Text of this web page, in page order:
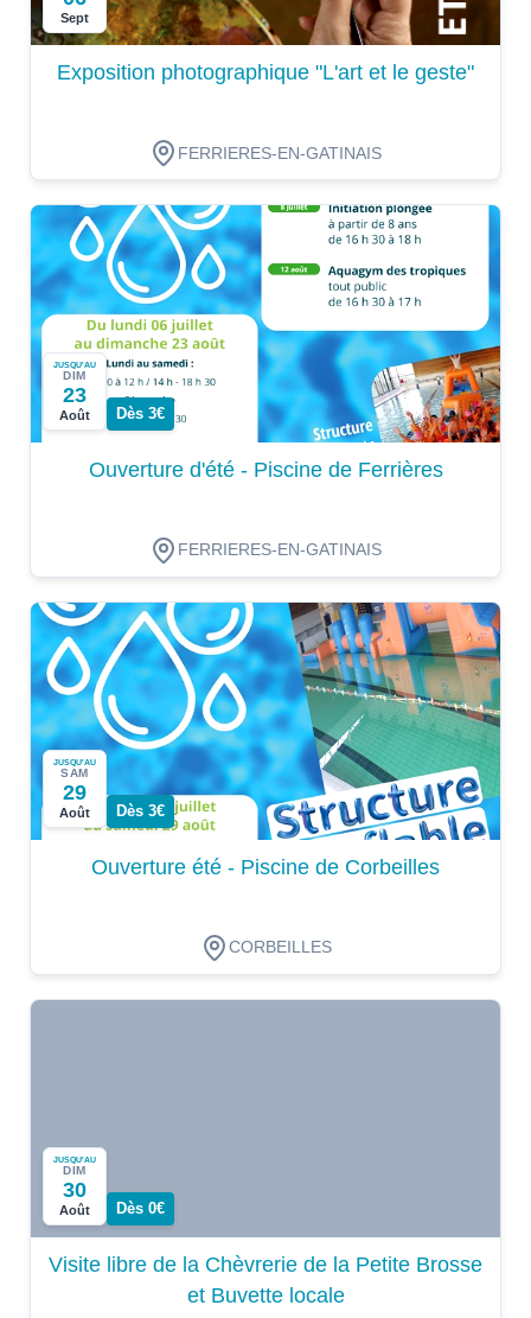
Sept
Exposition photographique "L'art et le geste"
FERRIERES-EN-GATINAIS
JUSQU'AU
DIM
23
Août Dès 3€
Ouverture d'été - Piscine de Ferrières
FERRIERES-EN-GATINAIS
JUSQU'AU
SAM
29
Août Dès 3€
Ouverture été - Piscine de Corbeilles
CORBEILLES
JUSQU'AU
DIM
30
Août Dès 0€
Visite libre de la Chèvrerie de la Petite Brosse
et Buvette locale